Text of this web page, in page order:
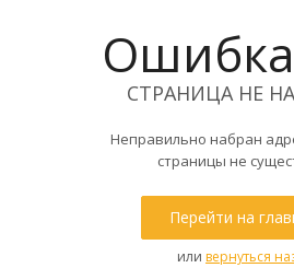
СТРАНИЦА НЕ
Неправильно набран
страницы не
Перейти на
или вернуться